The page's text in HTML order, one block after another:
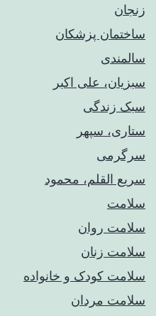
زنجان
ساختمان پزشکان
سالمندی
سبزیان، علی اکبر
سبک زندگی
ستاری، سپهر
سرگرمی
سریع القلم، محمود
سلامت
سلامت روان
سلامت زنان
سلامت کودک‌ و خانواده
سلامت مردان